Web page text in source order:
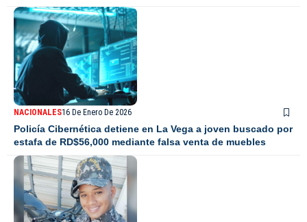
NACIONALES16 De Enero De 2026
Policía Cibernética detiene en La Vega a joven buscado por
estafa de RD$56,000 mediante falsa venta de muebles